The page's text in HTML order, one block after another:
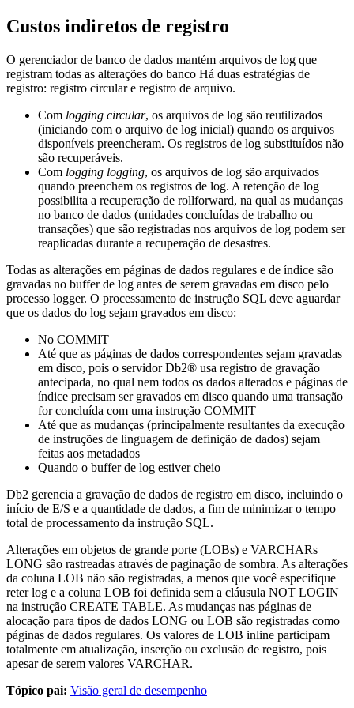
Custos indiretos de registro
O gerenciador de banco de dados mantém arquivos de log que
registram todas as alterações do banco Há duas estratégias de
registro: registro circular e registro de arquivo.
Com logging circular, os arquivos de log são reutilizados
(iniciando com o arquivo de log inicial) quando os arquivos
disponíveis preencheram. Os registros de log substituídos não
são recuperáveis.
Com logging logging, os arquivos de log são arquivados
quando preenchem os registros de log. A retenção de log
possibilita a recuperação de rollforward, na qual as mudanças
no banco de dados (unidades concluídas de trabalho ou
transações) que são registradas nos arquivos de log podem ser
reaplicadas durante a recuperação de desastres.
Todas as alterações em páginas de dados regulares e de índice são
gravadas no buffer de log antes de serem gravadas em disco pelo
processo logger. O processamento de instrução SQL deve aguardar
que os dados do log sejam gravados em disco:
No COMMIT
Até que as páginas de dados correspondentes sejam gravadas
em disco, pois o servidorDb2® usa registro de gravação
antecipada, no qual nem todos os dados alterados e páginas de
índice precisam ser gravados em disco quando uma transação
for concluída com uma instrução COMMIT
Até que as mudanças (principalmente resultantes da execução
de instruções de linguagem de definição de dados) sejam
feitas aos metadados
Quando o buffer de log estiver cheio
Db2 gerencia a gravação de dados de registro em disco, incluindo o
início de E/S e a quantidade de dados, a fim de minimizar o tempo
total de processamento da instrução SQL.
Alterações em objetos de grande porte (LOBs) e VARCHARs
LONG são rastreadas através de paginação de sombra. As alterações
da coluna LOB não são registradas, a menos que você especifique
reter log e a coluna LOB foi definida sem a cláusula NOT LOGIN
na instrução CREATE TABLE. As mudanças nas páginas de
alocação para tipos de dados LONG ou LOB são registradas como
páginas de dados regulares. Os valores de LOB inline participam
totalmente em atualização, inserção ou exclusão de registro, pois
apesar de serem valores VARCHAR.
Tópico pai: Visão geral de desempenho